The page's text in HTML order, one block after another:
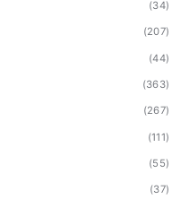
(34)
(207)
(44)
(363)
(267)
(111)
(55)
(37)